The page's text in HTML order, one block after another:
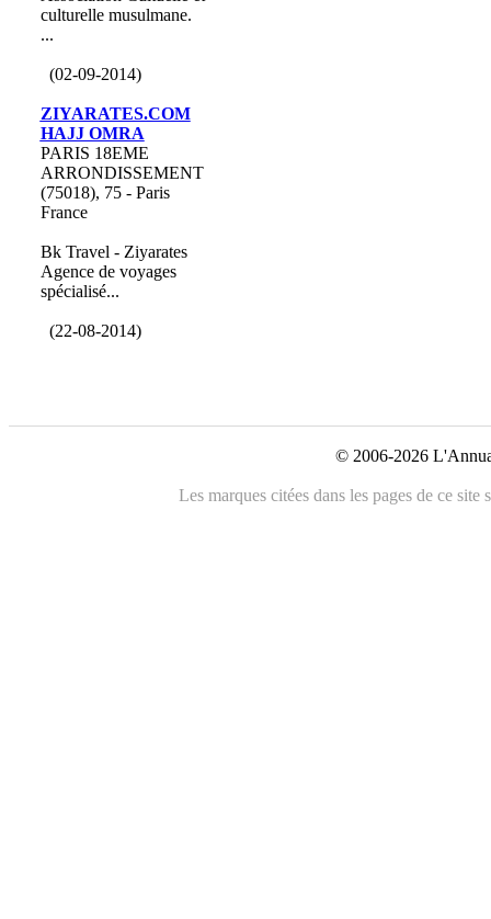
culturelle musulmane.
...
(02-09-2014)
ZIYARATES.COM
HAJJ OMRA
PARIS 18EME
ARRONDISSEMENT
(75018), 75 - Paris
France
Bk Travel - Ziyarates
Agence de voyages
spécialisé...
(22-08-2014)
© 2006-2026
Les marques citées dans les pages de ce